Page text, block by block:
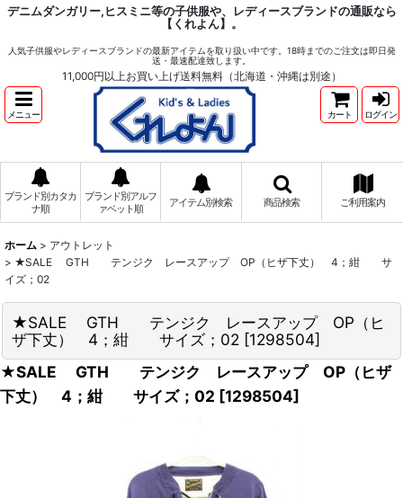
デニムダンガリー,ヒスミニ等の子供服や、レディースブランドの通販なら
【くれよん】。
人気子供服やレディースブランドの最新アイテムを取り扱い中です。18時までのご注文は即日発
送・最速配達致します。
11,000円以上お買い上げ送料無料（北海道・沖縄は別途）
メニュー カート ログイン
ブランド別カタカ
ナ順
ブランド別アルフ
ァベット順
アイテム別検索 商品検索 ご利用案内
ホーム > アウトレット
> ★SALE GTH テンジク レースアップ OP（ヒザ下丈） 4；紺 サ
イズ；02
★SALE GTH テンジク レースアップ OP（ヒ
ザ下丈） 4；紺 サイズ；02 [1298504]
★SALE GTH テンジク レースアップ OP（ヒザ
下丈） 4；紺 サイズ；02 [1298504]